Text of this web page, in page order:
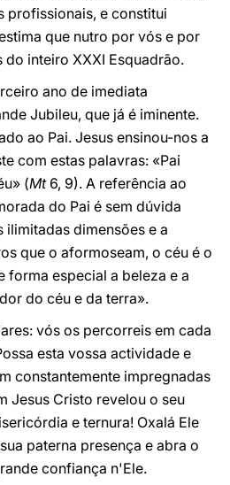
profissionais, e constitui
que nutro por vós e por
inteiro XXXI Esquadrão.
ano de imediata
Jubileu, que já é iminente.
ao Pai. Jesus ensinou-nos a
com estas palavras: «Pai
(Mt6, 9). A referência ao
do Pai é sem dúvida
ilimitadas dimensões e a
que o aformoseam, o céu é o
forma especial a beleza e a
do céu e da terra».
vós os percorreis em cada
esta vossa actividade e
constantemente impregnadas
Jesus Cristo revelou o seu
e ternura! Oxalá Ele
paterna presença e abra o
confiança n'Ele.